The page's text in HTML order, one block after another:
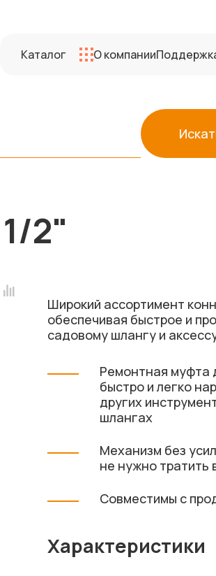
Каталог О компании
2"
Широкий ассортимент
обеспечивая быстрое и
садовому шлангу и
Ремонтная муфта
быстро и легко
других
шлангах
Механизм без
не нужно тратить
Совместимы с
Характеристики